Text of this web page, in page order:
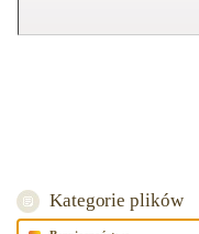
Kategorie plików